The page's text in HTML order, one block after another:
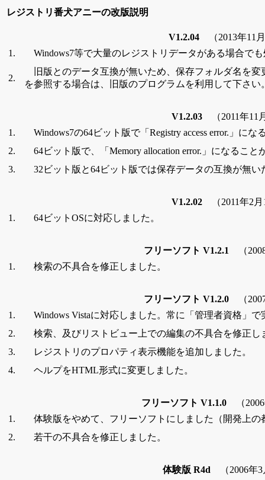
レジストリ番犬アニーの改版説明
V1.2.04
（2013年11
1.
Windows7等で大量のレジストリデータがある場合で
2.
旧版とのデータ互換が無いため、保存フォルダ名を
を参照する場合は、旧版のプログラムを利用して下さい
V1.2.03
（2011年11
1.
Windows7の64ビット版で「Registry access error.」に
2.
64ビット版で、「Memory allocation error.」になるこ
3.
32ビット版と64ビット版では保存データの互換が無
V1.2.02
（2011年2
1.
64ビットOSに対応しました。
フリーソフト V1.2.1
（
1.
検索の不具合を修正しました。
フリーソフト V1.2.0
（
1.
Windows Vistaに対応しました。常に「管理者資格」で
2.
検索、及びリストビュー上での編集の不具合を修正し
3.
レジストリのプロパティ表示機能を追加しました。
4.
ヘルプをHTML形式に変更しました。
フリーソフト V1.1.0
（
1.
体験版をやめて、フリーソフトにしました（開発上の
2.
若干の不具合を修正しました。
体験版 R4d
（2006年